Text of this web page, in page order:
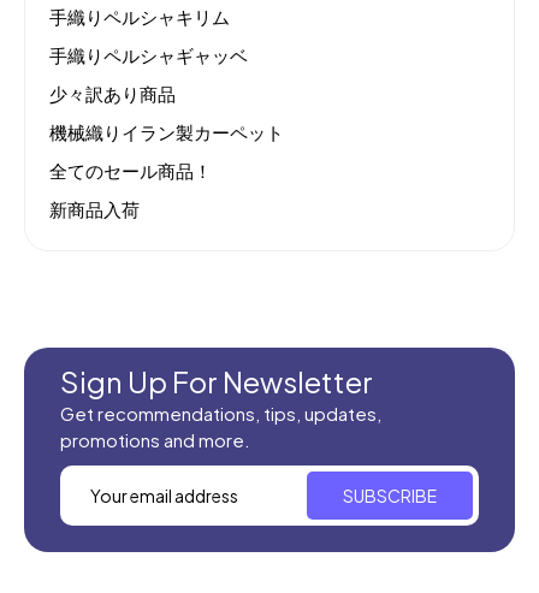
手織りペルシャキリム
手織りペルシャギャッベ
少々訳あり商品
機械織りイラン製カーペット
全てのセール商品！
新商品入荷
Sign Up For Newsletter
Get recommendations, tips, updates,
promotions and more.
SUBSCRIBE